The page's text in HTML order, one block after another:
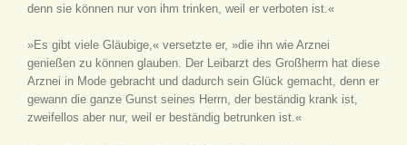
denn sie können nur von ihm trinken, weil er verboten ist.«
»Es gibt viele Gläubige,« versetzte er, »die ihn wie Arznei
genießen zu können glauben. Der Leibarzt des Großherrn hat diese
Arznei in Mode gebracht und dadurch sein Glück gemacht, denn er
gewann die ganze Gunst seines Herrn, der beständig krank ist,
zweifellos aber nur, weil er beständig betrunken ist.«